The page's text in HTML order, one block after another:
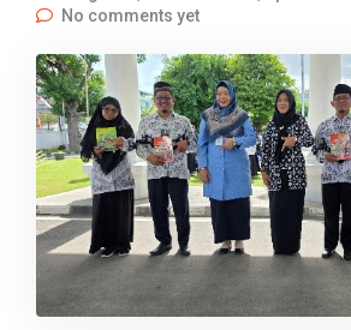
No comments yet